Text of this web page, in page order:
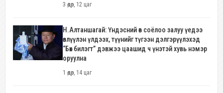
3 өдөр, 12 цаг
Н.Алтаншагай: Үндэсний өв соёлоо залуу үедээ
өвлүүлэн үлдээх, түүнийг түгээн дэлгэрүүлэхэд
“Бөх билэгт” дэвжээ цаашид ч үнэтэй хувь нэмэр
оруулна
1 өдөр, 14 цаг